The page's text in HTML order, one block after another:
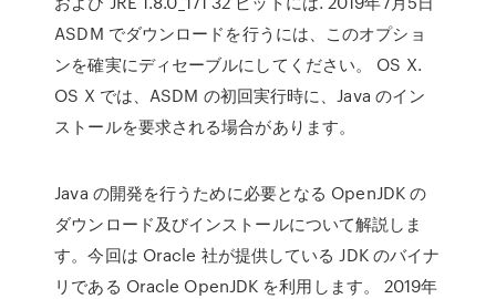
ASDM でダウンロードを行うには、このオプショ
ンを確実にディセーブルにしてください。 OS X.
OS X では、ASDM の初回実行時に、Java のイン
ストールを要求される場合があります。
Java の開発を行うために必要となる OpenJDK の
ダウンロード及びインストールについて解説しま
す。今回は Oracle 社が提供している JDK のバイナ
リである Oracle OpenJDK を利用します。 2019年